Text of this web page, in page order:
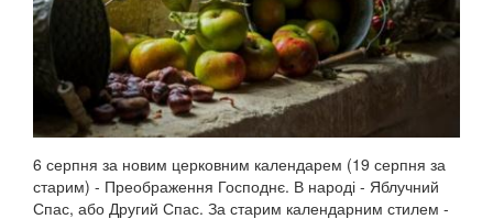
6 серпня за новим церковним календарем (19 серпня за
старим) - Преображення Господнє. В народі - Яблучний
Спас, або Другий Спас. За старим календарним стилем -